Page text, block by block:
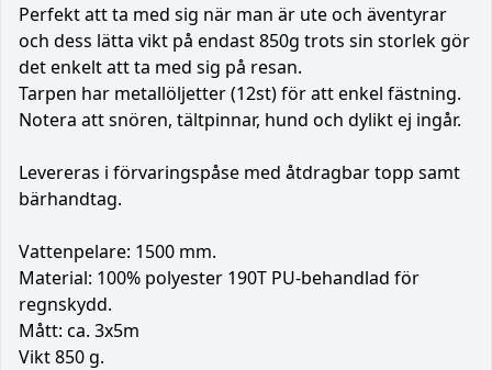
Perfekt att ta med sig när man är ute och äventyrar
och dess lätta vikt på endast 850g trots sin storlek gör
det enkelt att ta med sig på resan.
Tarpen har metallöljetter (12st) för att enkel fästning.
Notera att snören, tältpinnar, hund och dylikt ej ingår.
Levereras i förvaringspåse med åtdragbar topp samt
bärhandtag.
Vattenpelare: 1500 mm.
Material: 100% polyester 190T PU-behandlad för
regnskydd.
Mått: ca. 3x5m
Vikt 850 g.